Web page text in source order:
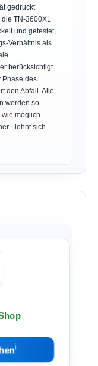
gedruckt
TN-3600XL
und getestet,
Verhältnis als
berücksichtigt
Phase des
den Abfall. Alle
werden so
möglich
- lohnt sich
ℹ︎